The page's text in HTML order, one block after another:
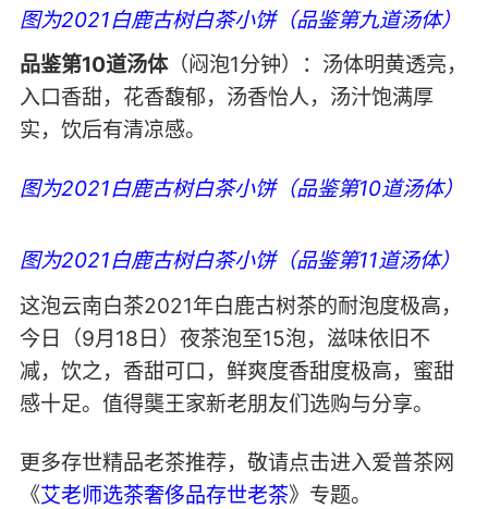
图为2021白鹿古树白茶小饼（品鉴第九道汤体）
品鉴第10道汤体（闷泡1分钟）：汤体明黄透亮，
入口香甜，花香馥郁，汤香怡人，汤汁饱满厚
实，饮后有清凉感。
图为2021白鹿古树白茶小饼（品鉴第10道汤体）
图为2021白鹿古树白茶小饼（品鉴第11道汤体）
这泡云南白茶2021年白鹿古树茶的耐泡度极高，
今日（9月18日）夜茶泡至15泡，滋味依旧不
减，饮之，香甜可口，鲜爽度香甜度极高，蜜甜
感十足。值得龑王家新老朋友们选购与分享。
更多存世精品老茶推荐，敬请点击进入爱普茶网
《艾老师选茶奢侈品存世老茶》专题。